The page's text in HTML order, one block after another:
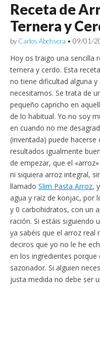
Receta de
Ternera y
by Carlos Abehsera • 09/01/
Hoy os traigo una sencilla
ternera y cerdo. Esta
no tiene dificultad alguna
necesitamos. Se trata de
pequeño capricho en
de lo habitual. Yo no soy
en cuando no me
(inventada) puede
resultados igualmente
de empezar, que el
ni siquiera arroz integral,
llamado Slim Pasta Arroz,
agua y raíz de konjac, por
y 0 carbohidratos, con un
ración. Si estáis siguiendo
ya sabéis que el arroz real
deciros que yo no le he
en los ingredientes
sazonador. Si alguien
justa medida no debe ser